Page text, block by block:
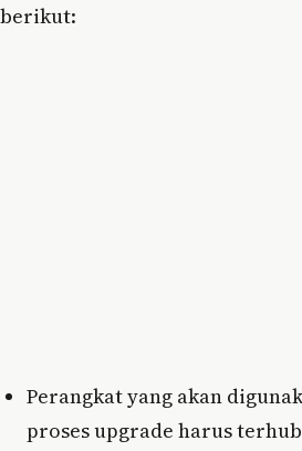
berikut:
Perangkat yang akan
proses upgrade harus